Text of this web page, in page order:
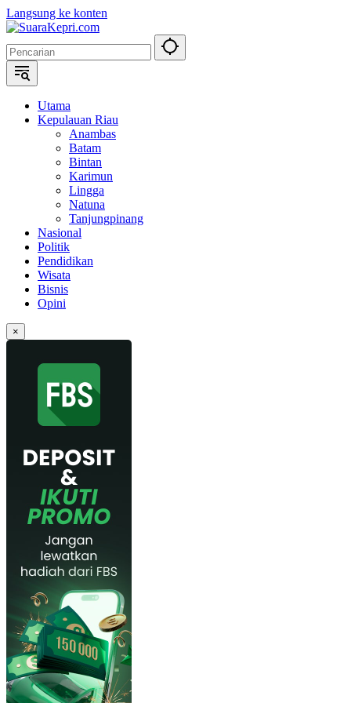
Langsung ke konten
Utama
Kepulauan Riau
Anambas
Batam
Bintan
Karimun
Lingga
Natuna
Tanjungpinang
Nasional
Politik
Pendidikan
Wisata
Bisnis
Opini
×